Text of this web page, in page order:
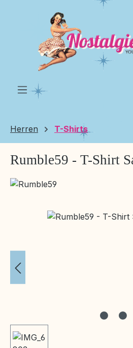
Zum Hauptinhalt springen
Herren T-Shirts
Rumble59 - T-Shirt
Bildergalerie überspringen